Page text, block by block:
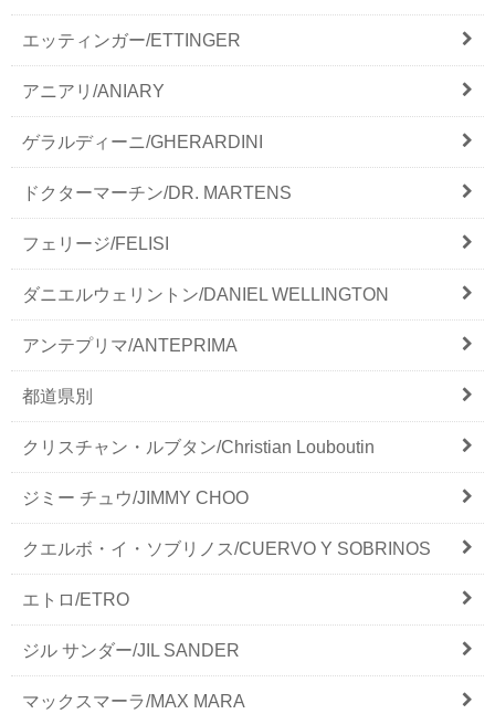
エッティンガー/ETTINGER
アニアリ/ANIARY
ゲラルディーニ/GHERARDINI
ドクターマーチン/DR. MARTENS
フェリージ/FELISI
ダニエルウェリントン/DANIEL WELLINGTON
アンテプリマ/ANTEPRIMA
都道県別
クリスチャン・ルブタン/Christian Louboutin
ジミー チュウ/JIMMY CHOO
クエルボ・イ・ソブリノス/CUERVO Y SOBRINOS
エトロ/ETRO
ジル サンダー/JIL SANDER
マックスマーラ/MAX MARA